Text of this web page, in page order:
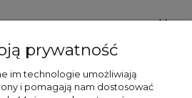
prywatność
im technologie umożliwiają
i pomagają nam dostosować